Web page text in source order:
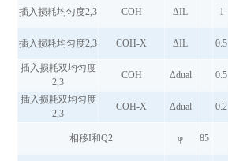
插入损耗均匀度2,3 COH ΔIL 1
插入损耗均匀度2,3 COH-X ΔIL 0.5
插入损耗双均匀度
2,3
COH Δdual 0.5
插入损耗双均匀度
2,3
COH-X Δdual 0.2
相移I和Q2 φ 85